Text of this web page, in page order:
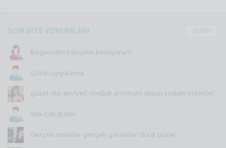
SON SİTE YORUMLARI TÜMÜ
Begendim Eskişehir bekliyorum
Gözel uygulama
güzel site seviyeli dostluk arıyorum olgun yaştaki erkekler...
Site çok güzel
Gerçek insanlar gerçek görseller dürst güzel